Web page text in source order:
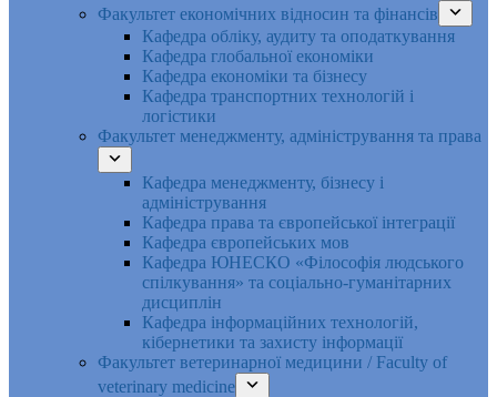
Факультет економічних відносин та фінансів
Кафедра обліку, аудиту та оподаткування
Кафедра глобальної економіки
Кафедра економіки та бізнесу
Кафедра транспортних технологій і
логістики
Факультет менеджменту, адміністрування та права
Кафедра менеджменту, бізнесу і
адміністрування
Кафедра права та європейської інтеграції
Кафедра європейських мов
Кафедра ЮНЕСКО «Філософія людського
спілкування» та соціально-гуманітарних
дисциплін
Кафедра інформаційних технологій,
кібернетики та захисту інформації
Факультет ветеринарної медицини / Faculty of
veterinary medicine